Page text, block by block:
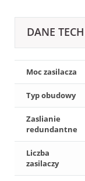
DANE
Moc zasilacza
Typ obudowy
Zaslianie
redundantne
Liczba
zasilaczy